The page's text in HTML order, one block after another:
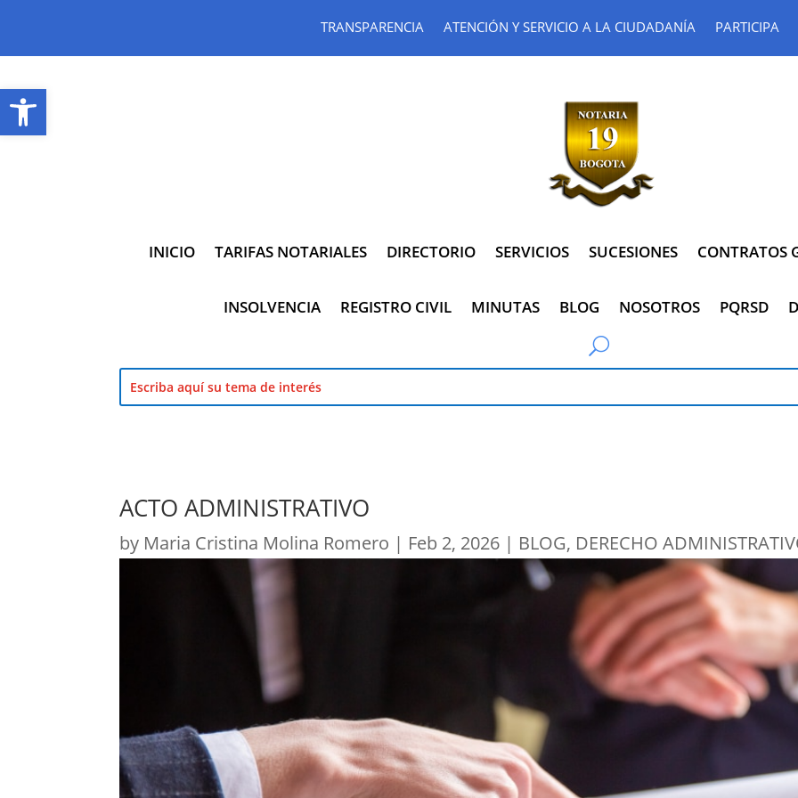
Abrir barra de herramientas
TRANSPARENCIA ATENCIÓN Y SERVICIO A LA CIUDADANÍA PARTICIPA
INICIO TARIFAS NOTARIALES DIRECTORIO SERVICIOS SUCESIONES CONTRATOS
INSOLVENCIA REGISTRO CIVIL MINUTAS BLOG NOSOTROS PQRSD
ACTO ADMINISTRATIVO
by Maria Cristina Molina Romero | Feb 2, 2026 | BLOG, DERECHO